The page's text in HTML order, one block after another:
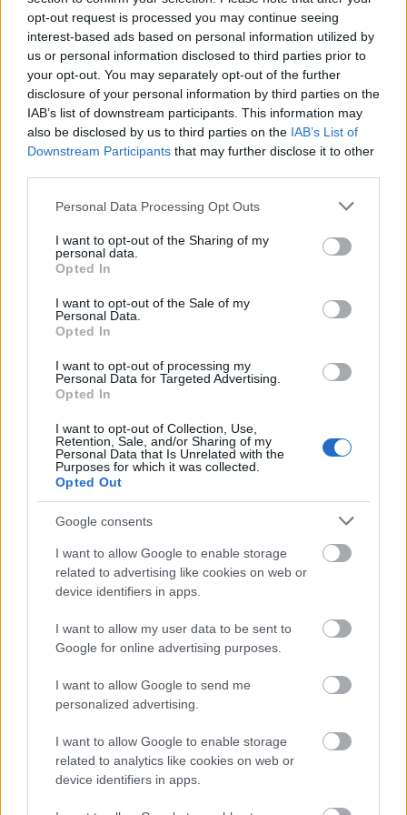
opt-out request is processed you may continue seeing
interest-based ads based on personal information utilized by
us or personal information disclosed to third parties prior to
your opt-out. You may separately opt-out of the further
disclosure of your personal information by third parties on the
IAB’s list of downstream participants. This information may
also be disclosed by us to third parties on the IAB’s List of
Downstream Participants that may further disclose it to other
Please note that this website/app uses one or more Google
not limited to your visit or usage behaviour. You may click to
grant or deny consent to Google and its third-party tags to
use your data for below specified purposes in below Google
consent section.
Personal Data Processing Opt Outs
I want to opt-out of the Sharing of my
personal data.
Opted In
I want to opt-out of the Sale of my
Personal Data.
Opted In
I want to opt-out of processing my
Personal Data for Targeted Advertising.
Opted In
I want to opt-out of Collection, Use,
Retention, Sale, and/or Sharing of my
Personal Data that Is Unrelated with the
Purposes for which it was collected.
Opted Out
Google consents
I want to allow Google to enable storage
related to advertising like cookies on web or
device identifiers in apps.
I want to allow my user data to be sent to
Google for online advertising purposes.
I want to allow Google to send me
personalized advertising.
I want to allow Google to enable storage
related to analytics like cookies on web or
device identifiers in apps.
méhpusztulást vagy károsodást még nem okozott”,
erősen sántít, hiszen nem is volt erre irányuló
vizsgálat hazánkban, a nemzetközi szakirodalomban
viszont igen sok jel utalt ilyen hatásokra.
A magyar álláspontot alátámasztó részként szintén
kiemelték, hogy „a neonikotinoidok bevezetése óta
jelentősen nőtt a méhállomány, CCD-ről (a kaptárak
elnéptelenedése – A szerk.) nincs szó
csak azért hibádzik, mert egyrészt jelentős
méhpusztulások vannak évről évre, másrészt a
és vadméhfajok száma egyértelműen jelentősen
csökkent.Az ülésen fel mertem vetni, hogy a
érzékeny poszméhek valamint a lepkék is a kihalás
szélére kerültek, a háziméhek száma pedig részben
mégiscsak attól függ, hogy hányan és mennyi
családdal méhészkednek.ATermészetvédelmi
Világszövetség (IUCN) friss jelentéseszerintaz
európai poszméhfajok
mintegy negyedük a kihalás szélére került
Európai Környezetvédelmi Ügynökség (EEA)
jelentése szerint pedig a mezei pillangófajoknak az
elmúlt 20 évben
képviselője ezt azonnal cáfolta, mondván hogy
„méhbarát” programjuknak köszönhetően
jelentősen nőtt hazánkban a poszméhek
előfordulása.
Tőkés előadását azzal zárta, hogy „
származó becsült kár 1 milliárd forint lehet, de mi az
előnye?”, ami kérdés kétszeresen is ironikus, hiszen
de semmilyen érdemi szakmai számítást sem hoz fel
arra, hogy ilyen összegű kár származna a tiltásból.
megalapozatlan adatok mennyivel többször
köszönnek vissza a hatósági kommunikációban,
mint a vezető szakmai lapokban vagy a tudományos